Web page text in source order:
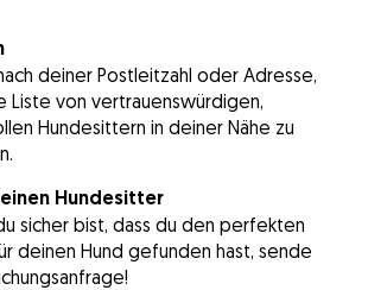
deiner Postleitzahl oder Adresse,
Liste von vertrauenswürdigen,
Hundesittern in deiner Nähe zu
Hundesitter
sicher bist, dass du den perfekten
deinen Hund gefunden hast, sende